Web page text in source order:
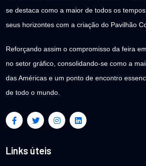
se destaca como a maior de todos os
seus horizontes com a criação do Pavilhão
Reforçando assim o compromisso da feira
no setor gráfico, consolidando-se como a
das Américas e um ponto de encontro
de todo o mundo.
Links úteis